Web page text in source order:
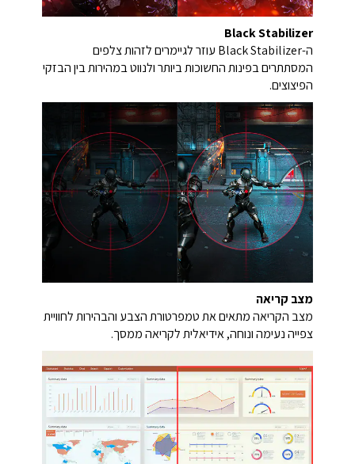
Black Stabilizer
ה-Black Stabilizer עוזר לגיימרים לזהות צלפים
המסתתרים בפינות החשוכות ביותר ולנווט במהירות בין הבזקי
הפיצוצים.
מצב קריאה
מצב הקריאה מתאים את טמפרטורת הצבע והבהירות לחוויית
צפייה נעימה ונוחה, אידיאלית לקריאה ממסך.